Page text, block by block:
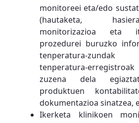
monitoreei eta/edo
(hautaketa,
monitorizazioa eta
prozedurei buruzko
tenperatura-
tenperatura-erregistroak
zuzena dela
produktuen
dokumentazioa sinatzea,
Ikerketa klinikoen